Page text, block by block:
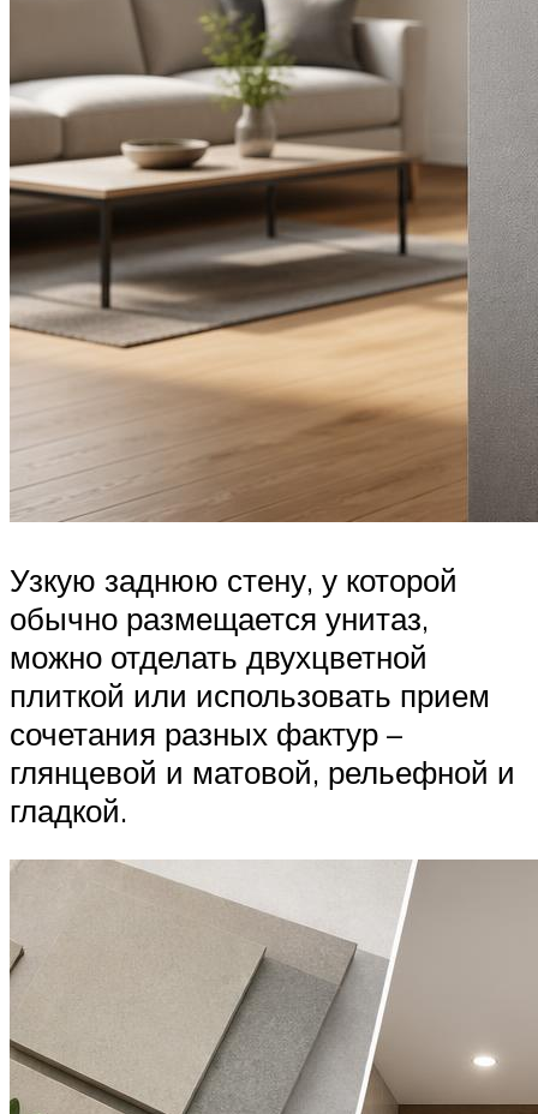
Узкую заднюю стену, у которой
обычно размещается унитаз,
можно отделать двухцветной
плиткой или использовать прием
сочетания разных фактур –
глянцевой и матовой, рельефной и
гладкой.